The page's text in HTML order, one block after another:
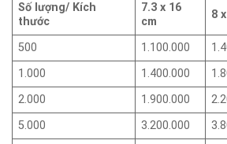
Số lượng/ Kích
thước
7.3 x 16
cm
8
500 1.100.000
1.000
1.400.000
2.000
1.900.000
5.000
3.200.000